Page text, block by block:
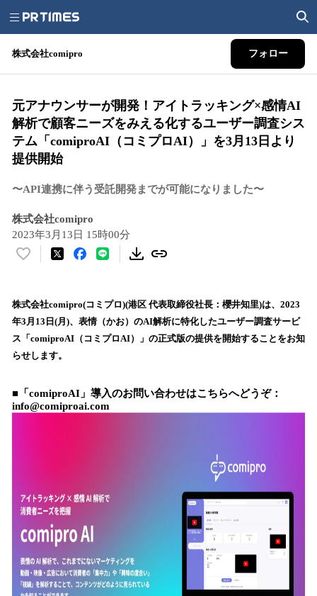
株式会社comipro フォロー
元アナウンサーが開発！アイトラッキング×感情AI
解析で顧客ニーズをみえる化するユーザー調査シス
テム「comiproAI（コミプロAI）」を3月13日より
提供開始
〜API連携に伴う受託開発までが可能になりました〜
株式会社comipro
2023年3月13日 15時00分
い
！
数
を
読
み
中
株式会社comipro(コミプロ)(港区 代表取締役社長：櫻井知里)は、2023
年3月13日(月)、表情（かお）のAI解析に特化したユーザー調査サービ
ス「comiproAI（コミプロAI）」の正式版の提供を開始することをお知
らせします。
■「comiproAI」導入のお問い合わせはこちらへどうぞ：
info@comiproai.com